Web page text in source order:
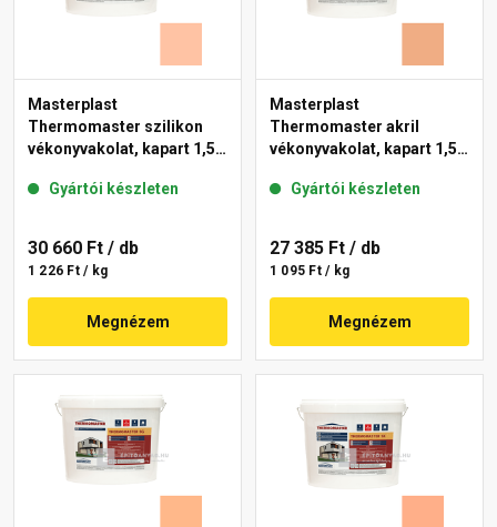
Masterplast
Thermomaster szilikon
vékonyvakolat, kapart 1,5
Gyártói készleten
30 660 Ft / db
1 226 Ft / kg
Megnézem
Masterplast
Thermomaster akril
vékonyvakolat, kapart 1,5
Gyártói készleten
27 385 Ft / db
1 095 Ft / kg
Megnézem